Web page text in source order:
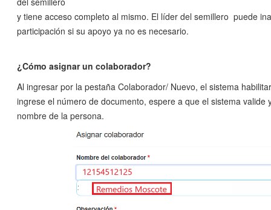
y tiene acceso completo al mismo. El líder del semillero puede
participación si su apoyo ya no es necesario.
¿Cómo asignar un colaborador?
Al ingresar por la pestaña Colaborador/ Nuevo, el sistema
ingrese el número de documento, espere a que el sistema valide
nombre de la persona.